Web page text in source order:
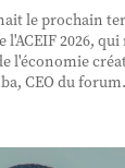
le prochain
l'ACEIF 2026,
l'économie
CEO du